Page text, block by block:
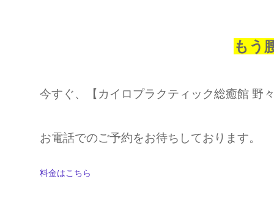
もう
今すぐ、【カイロプラクティック総癒館 野
お電話でのご予約をお待ちしております。
料金はこちら